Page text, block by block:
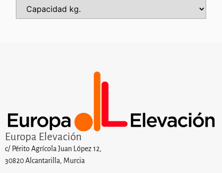
Europa Elevación
c/ Périto Agrícola Juan López 12,
30820 Alcantarilla, Murcia